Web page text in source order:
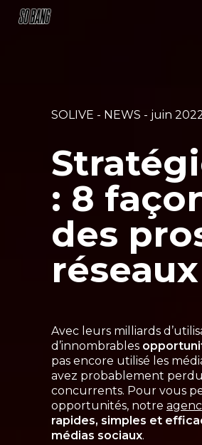
SOLIVE - NEWS - juin
: 8
des
Avec leurs milliards
d’innombrables
pas encore utilisé les
avez probablement
concurrents. Pour vous
opportunités, notre
rapides, simples et
médias sociaux.